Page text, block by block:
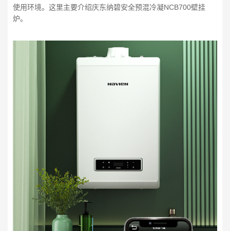
使用环境。这里主要介绍庆东纳碧安全预混冷凝NCB700壁挂
炉。